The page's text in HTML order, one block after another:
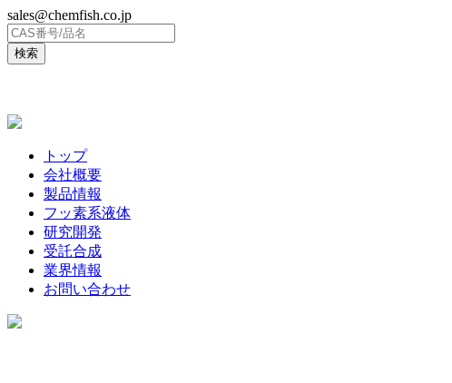
sales@chemfish.co.jp
トップ
会社概要
製品情報
フッ素系液体
研究開発
受託合成
業界情報
お問い合わせ